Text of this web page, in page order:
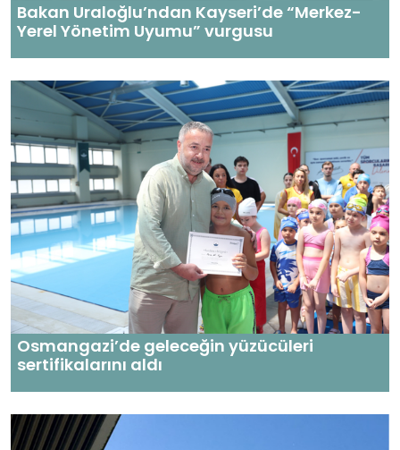
Bakan Uraloğlu’ndan Kayseri’de “Merkez-
Yerel Yönetim Uyumu” vurgusu
Osmangazi’de geleceğin yüzücüleri
sertifikalarını aldı